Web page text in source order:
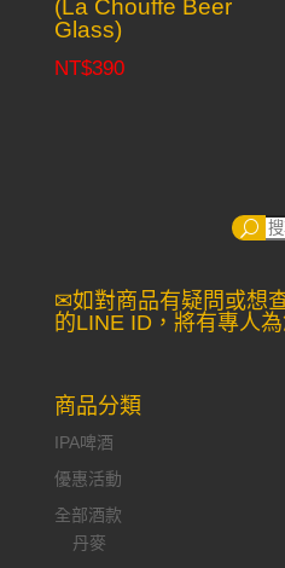
(La Chouffe Beer
Glass)
NT$390
✉如對商品有疑問或想
的LINE ID，將有專人
商品分類
IPA啤酒
優惠活動
全部酒款
丹麥